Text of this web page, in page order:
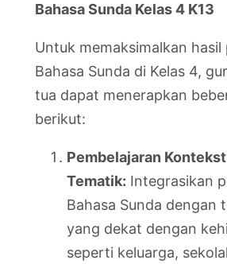
Bahasa Sunda Kelas 4 K13
Untuk memaksimalkan hasil
Bahasa Sunda di Kelas 4,
tua dapat menerapkan
berikut:
Pembelajaran
Tematik: Integrasikan
Bahasa Sunda dengan
yang dekat dengan
seperti keluarga,